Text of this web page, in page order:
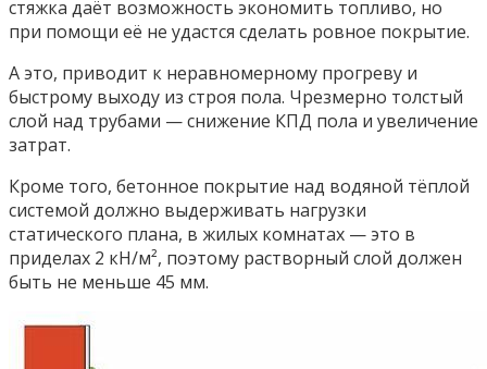
стяжка даёт возможность экономить топливо, но
при помощи её не удастся сделать ровное покрытие.
А это, приводит к неравномерному прогреву и
быстрому выходу из строя пола. Чрезмерно толстый
слой над трубами — снижение КПД пола и увеличение
затрат.
Кроме того, бетонное покрытие над водяной тёплой
системой должно выдерживать нагрузки
статического плана, в жилых комнатах — это в
приделах 2 кН/м², поэтому растворный слой должен
быть не меньше 45 мм.